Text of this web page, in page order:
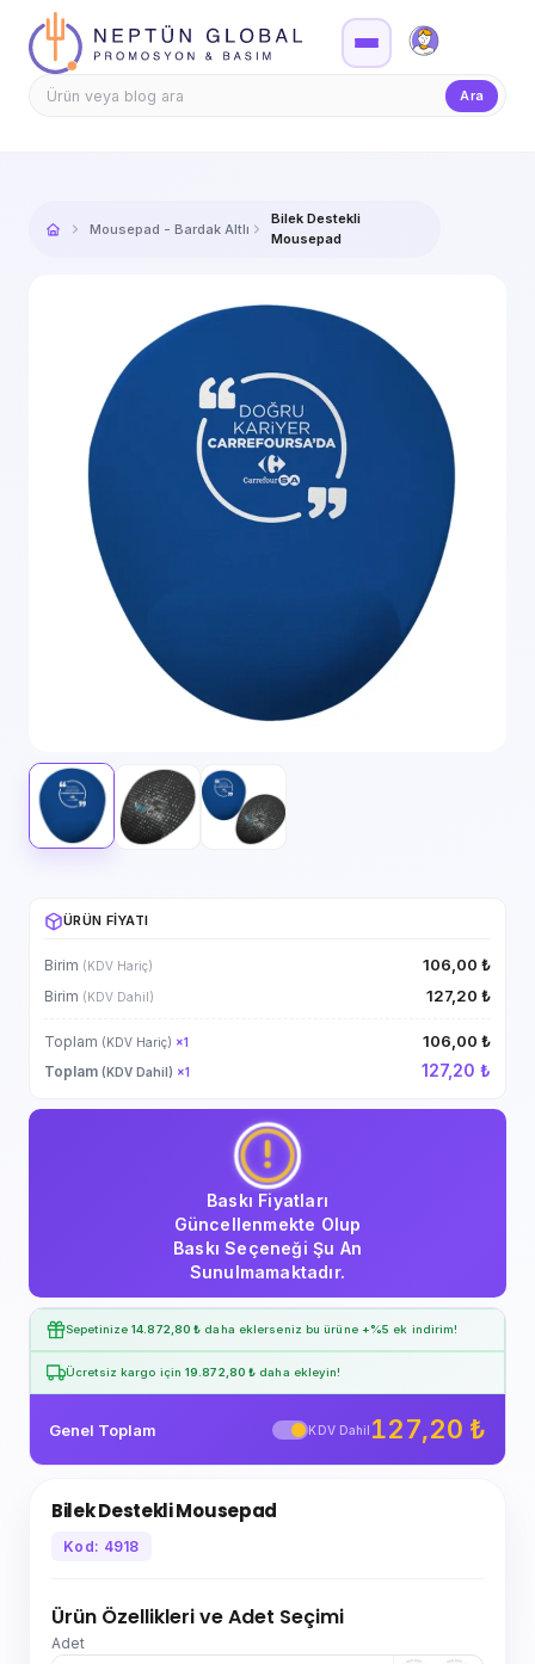
Firma Girişi
Ara
Mousepad - Bardak Altlığı - Balon
Bilek Destekli
Mousepad
ÜRÜN FIYATI
Birim (KDV Hariç) 106,00 ₺
Birim (KDV Dahil) 127,20 ₺
Toplam (KDV Hariç) ×1 106,00 ₺
Toplam (KDV Dahil) ×1 127,20 ₺
Baskı Fiyatları
Güncellenmekte Olup
Baskı Seçeneği Şu An
Sunulmamaktadır.
Sepetinize14.872,80 ₺ daha eklerseniz bu ürüne +%5 ek indirim!
Ücretsiz kargo için 19.872,80 ₺ daha ekleyin!
Genel Toplam KDV Dahil 127,20 ₺
Bilek Destekli Mousepad
Kod: 4918
Ürün Özellikleri ve Adet Seçimi
Adet